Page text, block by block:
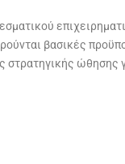
βασικές
στρατηγικής